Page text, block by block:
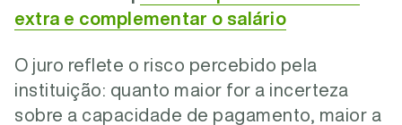
extra e complementar o salário
O juro reflete o risco percebido pela
instituição: quanto maior for a incerteza
sobre a capacidade de pagamento, maior a